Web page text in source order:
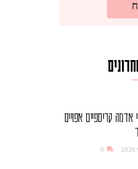
אדמה קריספיים אפויים
0